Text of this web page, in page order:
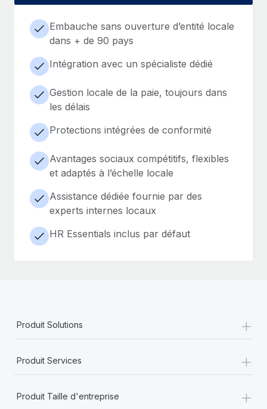
Embauche sans ouverture d’entité locale
dans + de 90 pays
Intégration avec un spécialiste dédié
Gestion locale de la paie, toujours dans
les délais
Protections intégrées de conformité
Avantages sociaux compétitifs, flexibles
et adaptés à l’échelle locale
Assistance dédiée fournie par des
experts internes locaux
HR Essentials inclus par défaut
Produit Solutions +
Produit Services +
Produit Taille d'entreprise +